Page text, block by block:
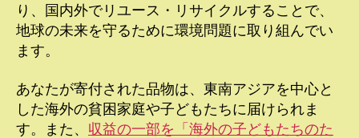
り、国内外でリユース・リサイクルすることで、
地球の未来を守るために環境問題に取り組んでい
ます。
あなたが寄付された品物は、東南アジアを中心と
した海外の貧困家庭や子どもたちに届けられま
す。また、 収益の一部を「海外の子どもたちのた